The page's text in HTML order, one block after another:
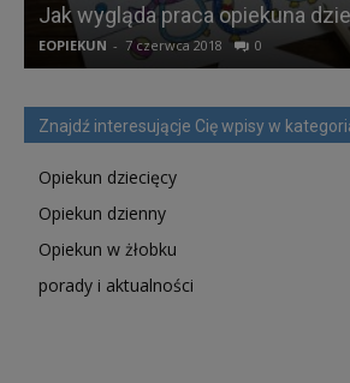
opiekuna
dziennego
Jak wygląda praca opiekuna
EOPIEKUN - 7 czerwca 2018 0
Znajdź interesującje Cię wpisy w
Opiekun dziecięcy
Opiekun dzienny
Opiekun w żłobku
porady i aktualności